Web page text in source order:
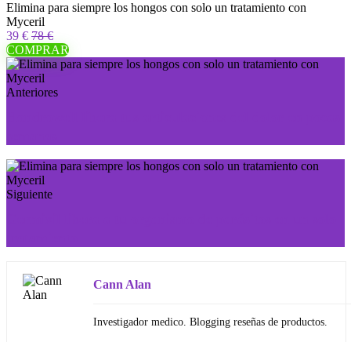
Elimina para siempre los hongos con solo un tratamiento con
Myceril
39 € 78 €
COMPRAR
Anteriores
Siguiente
Cann Alan
Investigador medico. Blogging reseñas de productos.